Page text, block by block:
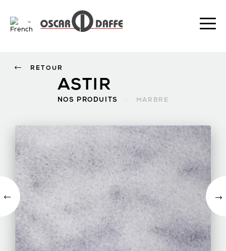
ASTIR
NOS PRODUITS MARBRE
RETOUR